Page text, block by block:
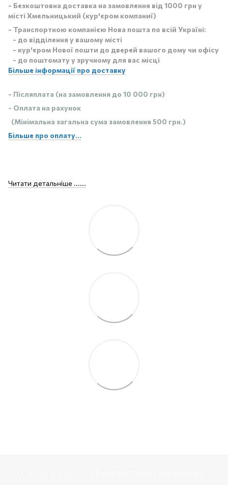
- Безкоштовна доставка на замовлення від 1000 грн у
місті Хмельницький (кур'єром компаниї)
- Транспортною компанією Нова пошта по всій Україні:
- до відділення у вашому місті
- кур'єром Нової пошти до дверей вашого дому чи офісу
- до поштомату у зручному для вас місці
Більше інформації про доставку
- Післяплата (на замовлення до 10 000 грн)
- Оплата на рахунок
(Мінімальна загальна сума замовлення 500 грн.)
Більше про оплату...
Читати детальніше ......